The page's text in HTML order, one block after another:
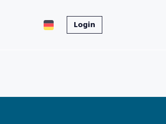
Login